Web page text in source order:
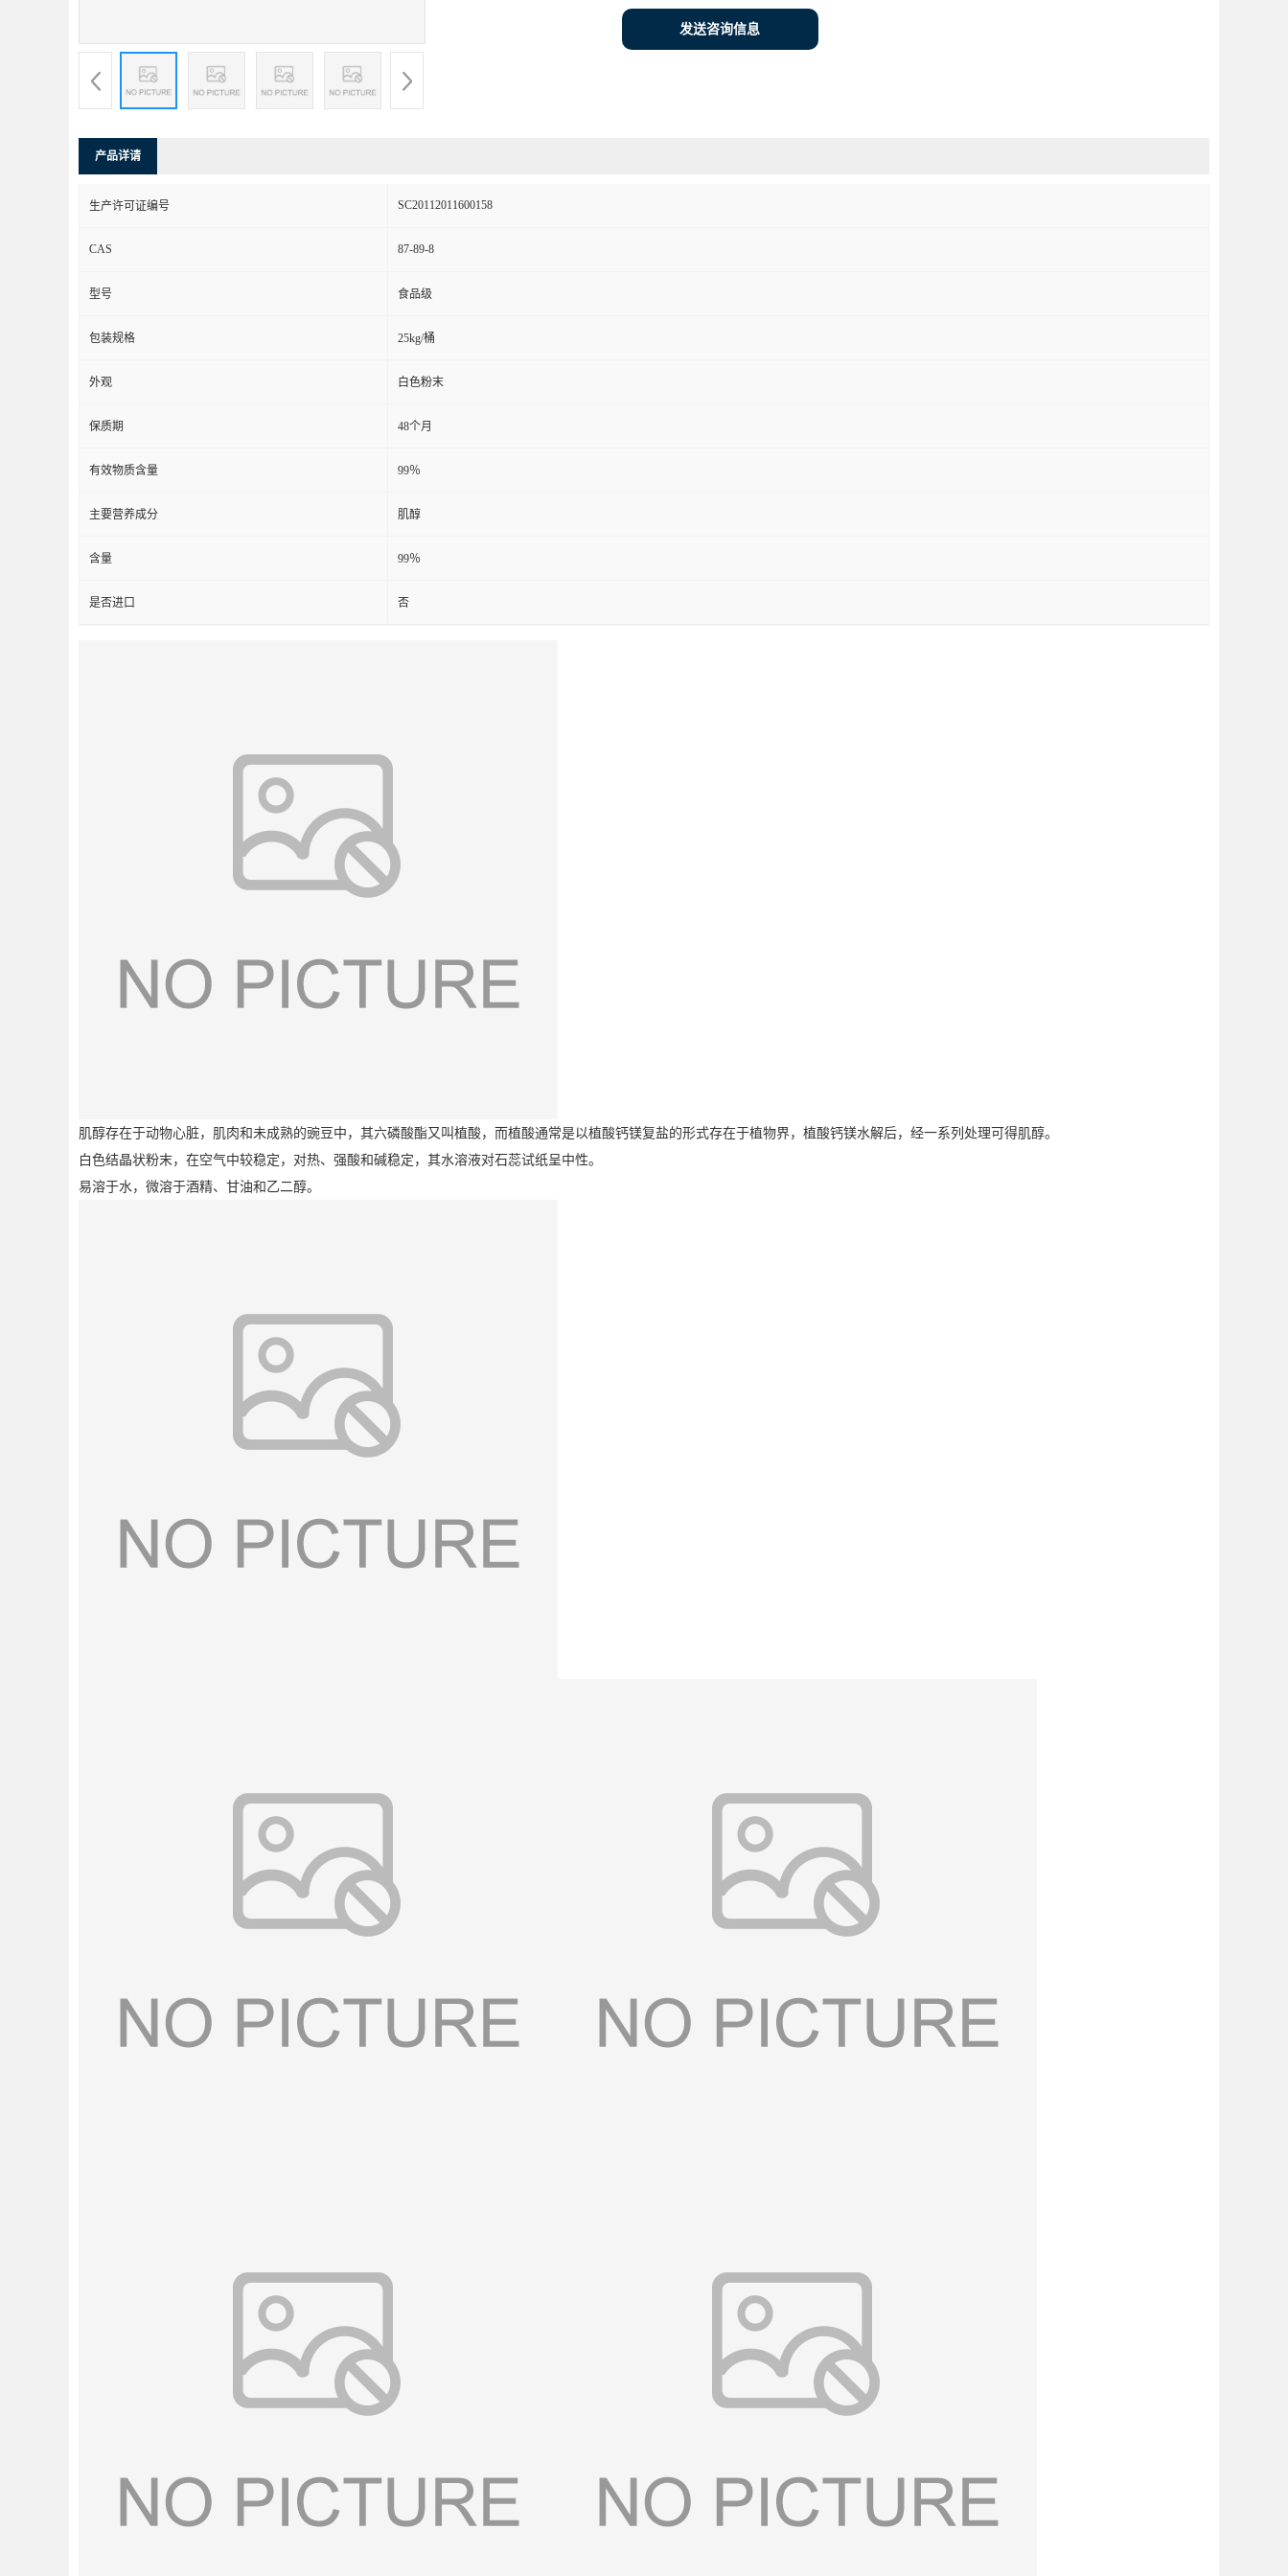
发送咨询信息
产品详请
生产许可证编号 SC20112011600158
CAS 87-89-8
型号 食品级
包装规格 25kg/桶
外观 白色粉末
保质期 48个月
有效物质含量 99％
主要营养成分 肌醇
含量 99％
是否进口 否
肌醇存在于动物心脏，肌肉和未成熟的豌豆中，其六磷酸酯又叫植酸，而植酸通常是以植酸钙镁复盐的形式存在于植物界，植酸钙镁水解后，经一系列处理可得肌醇。
白色结晶状粉末，在空气中较稳定，对热、强酸和碱稳定，其水溶液对石蕊试纸呈中性。
易溶于水，微溶于酒精、甘油和乙二醇。